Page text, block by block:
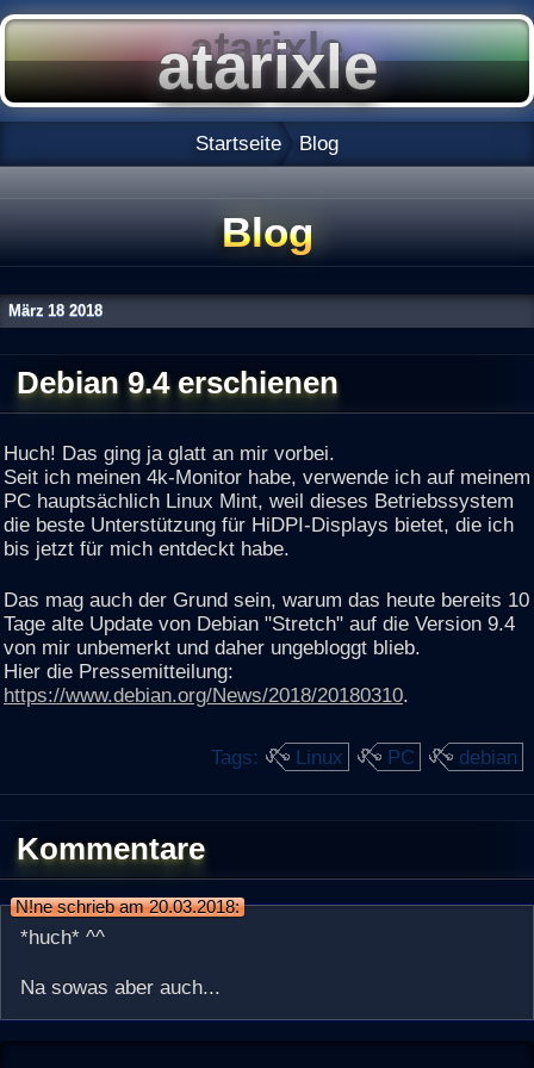
Startseite Blog
Blog
März 18 2018
Debian 9.4 erschienen
Huch! Das ging ja glatt an mir vorbei.
Seit ich meinen 4k-Monitor habe, verwende ich auf meinem
PC hauptsächlich Linux Mint, weil dieses Betriebssystem
die beste Unterstützung für HiDPI-Displays bietet, die ich
bis jetzt für mich entdeckt habe.
Das mag auch der Grund sein, warum das heute bereits 10
Tage alte Update von Debian "Stretch" auf die Version 9.4
von mir unbemerkt und daher ungebloggt blieb.
Hier die Pressemitteilung:
https://www.debian.org/News/2018/20180310.
Tags: Linux PC debian
Kommentare
N!ne schrieb am 20.03.2018:
*huch* ^^
Na sowas aber auch...